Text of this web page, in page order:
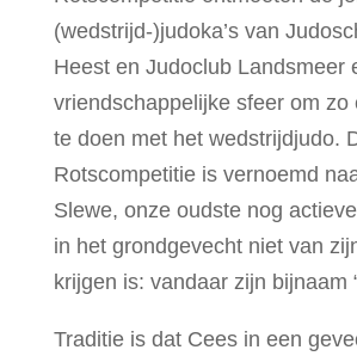
(wedstrijd-)judoka’s van
Heest en Judoclub Landsmeer
vriendschappelijke sfeer om zo
te doen met het wedstrijdjudo.
Rotscompetitie is vernoemd
Slewe, onze oudste nog
in het grondgevecht niet van
krijgen is: vandaar zijn bijnaam
Traditie is dat Cees in een